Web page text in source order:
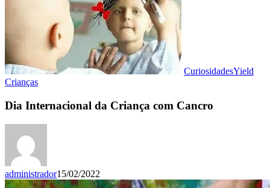
CuriosidadesYield
Crianças
Dia Internacional da Criança com Cancro
administrador15/02/2022